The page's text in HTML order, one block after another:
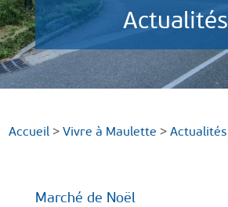
Actualités
Accueil >Vivre à Maulette > Actualités
Marché de Noël